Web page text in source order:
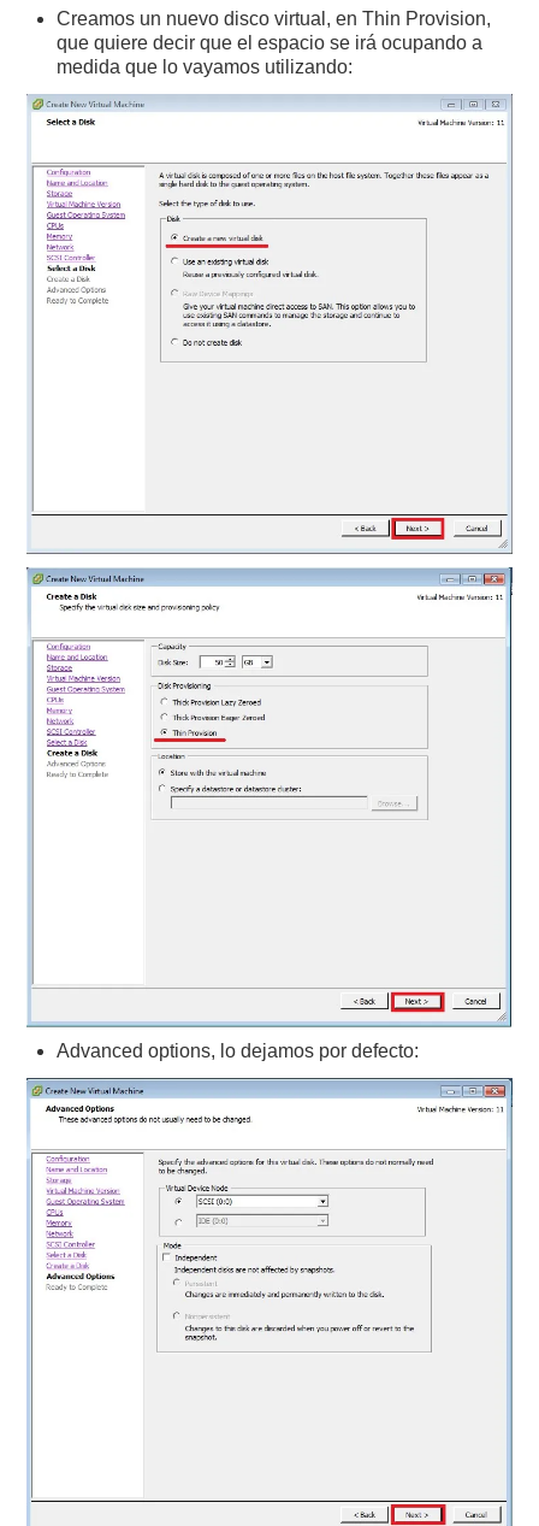
Creamos un nuevo disco virtual, en Thin Provision,
que quiere decir que el espacio se irá ocupando a
medida que lo vayamos utilizando:
Advanced options, lo dejamos por defecto: